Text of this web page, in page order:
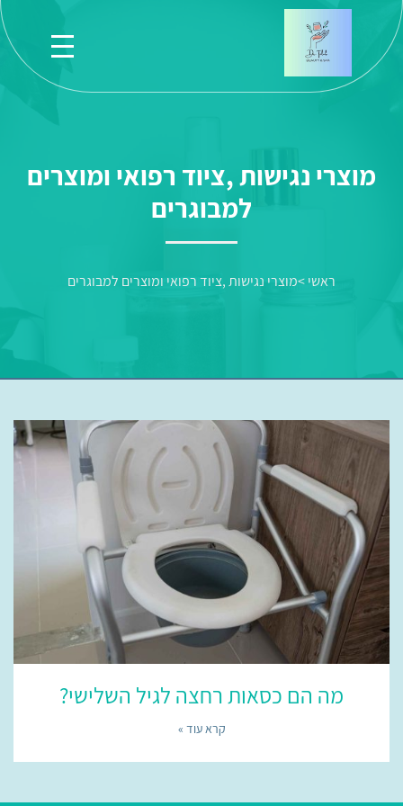
מוצרי נגישות ,ציוד רפואי ומוצרים
למבוגרים
ראשי>מוצרי נגישות ,ציוד רפואי ומוצרים למבוגרים
מה הם כסאות רחצה לגיל השלישי?
קרא עוד »